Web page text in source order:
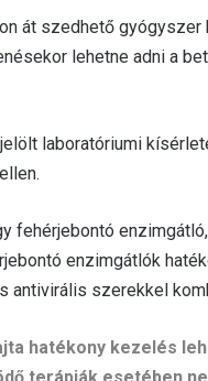
át szedhető
lehetne adni a
laboratóriumi
fehérjebontó
enzimgátlók
antivirális szerekkel
hatékony kezelés
terápiák esetében